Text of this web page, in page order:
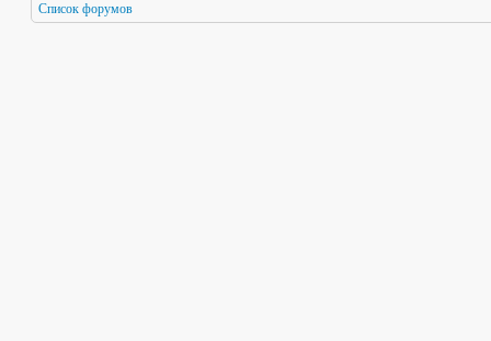
Список форумов